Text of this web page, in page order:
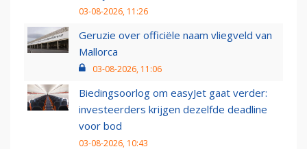
03-08-2026, 11:26
Geruzie over officiële naam vliegveld van
Mallorca
03-08-2026, 11:06
Biedingsoorlog om easyJet gaat verder:
investeerders krijgen dezelfde deadline
voor bod
03-08-2026, 10:43